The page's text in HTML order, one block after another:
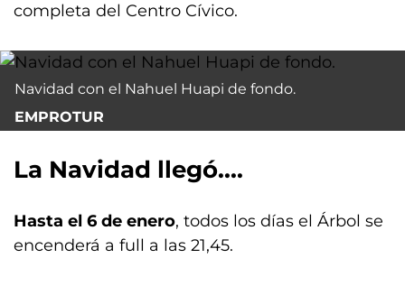
completa del Centro Cívico.
Navidad con el Nahuel Huapi de fondo.
EMPROTUR
La Navidad llegó....
Hasta el 6 de enero, todos los días el Árbol se
encenderá a full a las 21,45.